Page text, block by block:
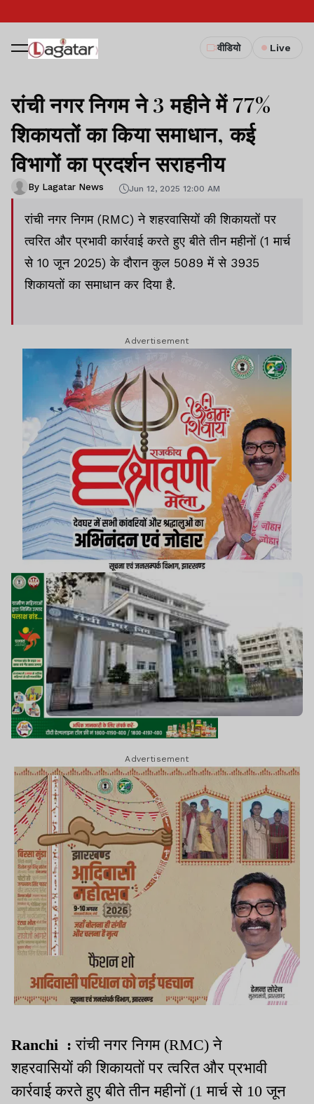
वीडियो Live
रांची नगर निगम ने 3 महीने में 77%
शिकायतों का किया समाधान, कई
विभागों का प्रदर्शन सराहनीय
By Lagatar News Jun 12, 2025 12:00 AM
रांची नगर निगम (RMC) ने शहरवासियों की शिकायतों पर
त्वरित और प्रभावी कार्रवाई करते हुए बीते तीन महीनों (1 मार्च
से 10 जून 2025) के दौरान कुल 5089 में से 3935
शिकायतों का समाधान कर दिया है.
Advertisement
Advertisement
Ranchi : रांची नगर निगम (RMC)ने
शहरवासियों की शिकायतों पर त्वरित और प्रभावी
कार्रवाई करते हुए बीते तीन महीनों (1 मार्च से 10 जून